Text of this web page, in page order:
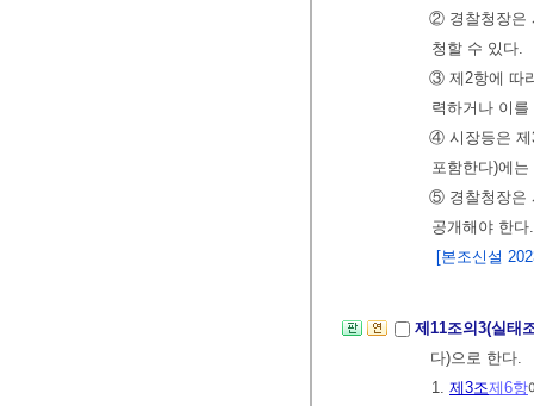
② 경찰청장은
청할 수 있다.
③ 제2항에 따
력하거나 이
④ 시장등은 제
포함한다)에
⑤ 경찰청장은
공개해야 한다.
[본조신설
제11조의3(실태
다)으로 한다.
1. 제3조제6항